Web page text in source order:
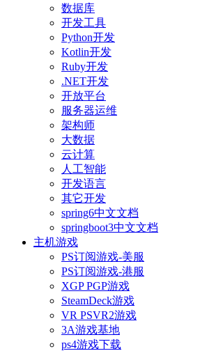
数据库
开发工具
Python开发
Kotlin开发
Ruby开发
.NET开发
开放平台
服务器运维
架构师
大数据
云计算
人工智能
开发语言
其它开发
spring6中文文档
springboot3中文文档
主机游戏
PS订阅游戏-美服
PS订阅游戏-港服
XGP PGP游戏
SteamDeck游戏
VR PSVR2游戏
3A游戏基地
ps4游戏下载